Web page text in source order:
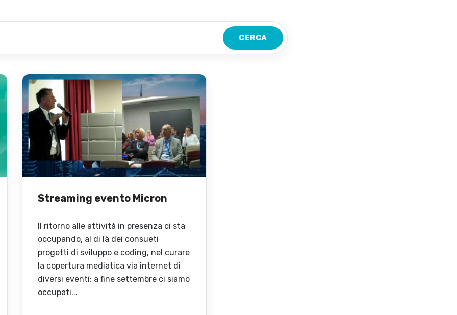
Streaming evento Micron
Il ritorno alle attività in presenza ci sta
occupando, al di là dei consueti
progetti di sviluppo e coding, nel curare
la copertura mediatica via internet di
diversi eventi: a fine settembre ci siamo
occupati...